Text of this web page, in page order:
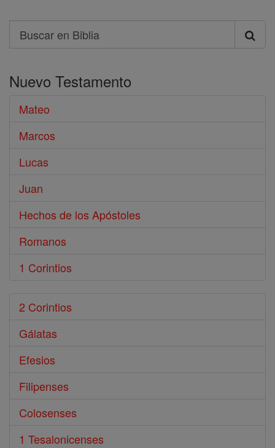
Search
Buscar
Biblia
Nuevo Testamento
Mateo
Marcos
Lucas
Juan
Hechos de los Apóstoles
Romanos
1 Corintios
2 Corintios
Gálatas
Efesios
Filipenses
Colosenses
1 Tesalonicenses